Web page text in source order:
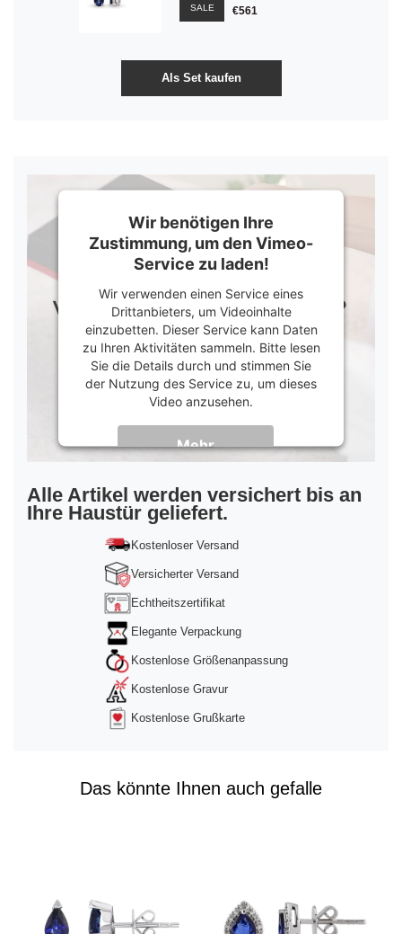
SALE
€561
Wir benötigen Ihre
Zustimmung, um den Vimeo-
Service zu laden!
Wir verwenden einen Service eines
Drittanbieters, um Videoinhalte
einzubetten. Dieser Service kann Daten
zu Ihren Aktivitäten sammeln. Bitte lesen
Sie die Details durch und stimmen Sie
der Nutzung des Service zu, um dieses
Video anzusehen.
Mehr
Informationen
Akzeptieren
powered byUsercentrics Consent
Management Platform&Trusted Shops
Alle Artikel werden versichert bis an
Ihre Haustür geliefert.
Kostenloser Versand
Versicherter Versand
Echtheitszertifikat
Elegante Verpackung
Kostenlose Größenanpassung
Kostenlose Gravur
Kostenlose Grußkarte
Das könnte Ihnen auch gefalle